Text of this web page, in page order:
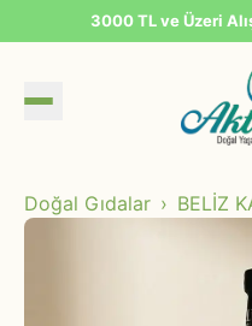
3000 TL ve Üzeri
Doğal Gıdalar BELİZ